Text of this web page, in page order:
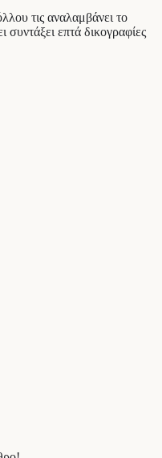
τις αναλαμβάνει το
επτά δικογραφίες